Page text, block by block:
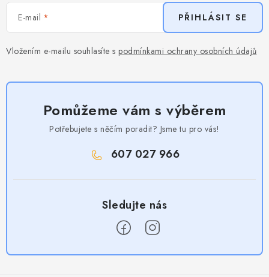
E-mail
Vložením e-mailu souhlasíte s podmínkami ochrany osobních údajů
PŘIHLÁSIT SE
Pomůžeme vám s výběrem
Potřebujete s něčím poradit? Jsme tu pro vás!
607 027 966